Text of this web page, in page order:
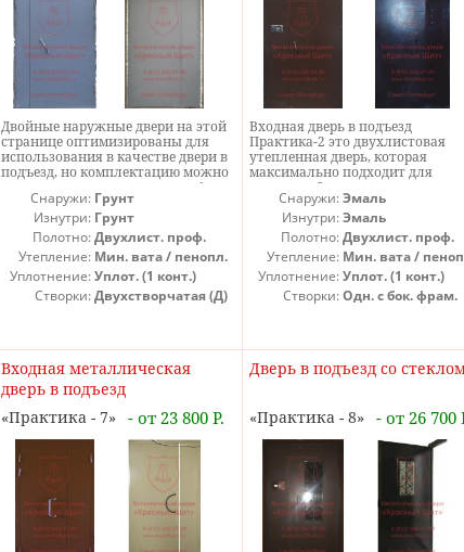
Двойные наружные двери на этой
странице оптимизированы для
использования в качестве двери в
подъезд, но комплектацию можно
легко адаптировать и под любые
другие задачи. Это один из самых
недорогих вариантов двойной
уличной двери, но он включает все
необходимое, чтобы дверь была
максимально прочной и
утепленной. В качестве отделки
эти наружные двустворчатые
двери покрыты недорогим
наполнителем из минеральной
ваты внутри полотна и одним
контуром уплотнителя. Можно
еще больше утеплить двойную
дверь в этой комплектации, если
установить два контура
уплотнителя, но такая доработка
потребует существенного
усложнения коробки и цена двери
Снаружи: Грунт
Изнутри: Грунт
Полотно:Двухлист. проф.
Утепление: Мин. вата / пенопл.
Уплотнение:Уплот. (1 конт.)
Створки:Двухстворчатая (Д)
Входная дверь в подъезд
Практика-2 это двухлистовая
утепленная дверь, которая
максимально подходит для
подъезда. Эта входная дверь в
подъезд со всех сторон
эмалью. В стоимость также
включены Петли без
3 шт, подготовка двери к
электрического замка и
доводчика, утеплитель
минеральная вата ursa или
rockwel или isover, ручка-скоба, е-
Снаружи:Эмаль
Изнутри:Эмаль
Полотно:Двухлист. проф.
Утепление: Мин. вата /
Уплотнение:Уплот. (1 конт.)
Створки:Одн. с бок. фрам.
Входная металлическая
дверь в подъезд
Практика - 7
- от 23 800 Р.
Дверь в подъезд со
Практика - 8 - от 26 700